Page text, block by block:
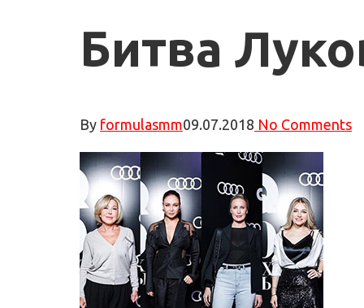
Битва
By formulasmm09.07.2018 No Comments